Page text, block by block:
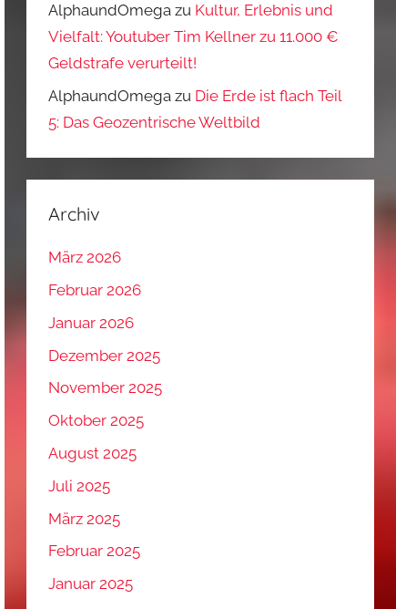
AlphaundOmega zu Kultur, Erlebnis und
Vielfalt: Youtuber Tim Kellner zu 11.000 €
Geldstrafe verurteilt!
AlphaundOmega zu Die Erde ist flach Teil
5: Das Geozentrische Weltbild
Archiv
März 2026
Februar 2026
Januar 2026
Dezember 2025
November 2025
Oktober 2025
August 2025
Juli 2025
März 2025
Februar 2025
Januar 2025